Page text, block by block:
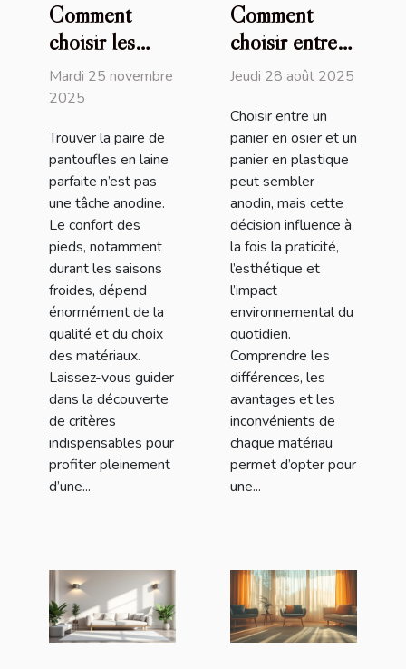
Comment
choisir les
meilleures
pantoufles en
confort
optimal ?
Mardi 25 novembre
2025
Trouver la paire de
pantoufles en laine
parfaite n’est pas
une tâche anodine.
Le confort des
pieds, notamment
durant les saisons
froides, dépend
énormément de la
qualité et du choix
des matériaux.
Laissez-vous guider
dans la découverte
de critères
indispensables pour
profiter pleinement
d’une...
Comment
choisir entre
un panier en
panier en
plastique ?
Jeudi 28 août 2025
Choisir entre un
panier en osier et un
panier en plastique
peut sembler
anodin, mais cette
décision influence à
la fois la praticité,
l’esthétique et
l’impact
environnemental du
quotidien.
Comprendre les
différences, les
avantages et les
inconvénients de
chaque matériau
permet d’opter pour
une...